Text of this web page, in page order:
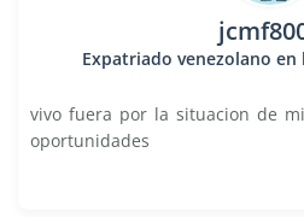
Expatriado venezolano en
vivo fuera por la situacion de
oportunidades